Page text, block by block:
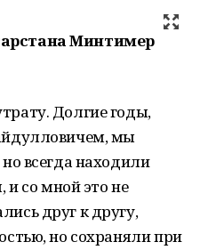
Минтимер
Долгие годы,
мы
всегда находили
и со мной это не
друг к другу,
но сохраняли при